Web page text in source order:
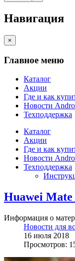
Навигация
×
Главное меню
Каталог
Акции
Где и как
Новости
Техподдержка
Каталог
Акции
Где и как
Новости
Техподдержка
Huawei
Информация о
Новости для
16 июля 2018
Просмотров: